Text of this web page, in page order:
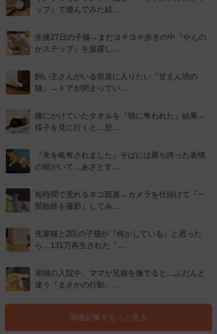
ップ』で遊んでみた結…
生後27日の子猫→まだヨチヨチ歩きの中『やんの
かステップ』を披露し…
飼い主さんがいる部屋に入りたい『甘えん坊の
猫』→ドアが閉まってい…
膝にかけていたタオルを『猫に奪われた』結果→
様子を見に行くと…想…
『夫を略奪されました』そばには勝ち誇った表情
の猫がいて…あざとす…
短時間で荒れるネコ部屋→カメラを仕掛けて『一
部始終を撮影』してみ…
先輩猫と2匹の子猫が『何かしている』と思った
ら…131万再生された『…
弟猫の入院中、ママが兄猫を撫でると…ふだんと
違う『まさかの行動』…
関連記事をもっと見る